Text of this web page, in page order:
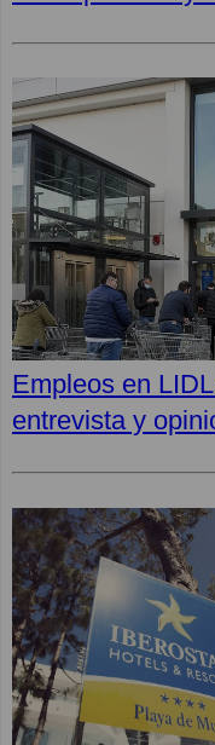
Empleos en
entrevista y